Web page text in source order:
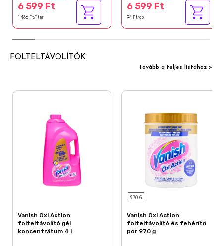
6 599 Ft
1 466 Ft/liter
6 599 Ft
94 Ft/db
FOLTELTÁVOLÍTÓK
Tovább a teljes listához >
Vanish Oxi Action
folteltávolító gél
koncentrátum 4 l
970 G
Vanish Oxi Action
folteltávolító és fehérítő
por 970 g